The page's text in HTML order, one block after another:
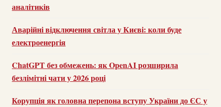
аналітиків
Аварійні відключення світла у Києві: коли буде
електроенергія
ChatGPT без обмежень: як OpenAI розширила
безлімітні чати у 2026 році
Корупція як головна перепона вступу України до ЄС у